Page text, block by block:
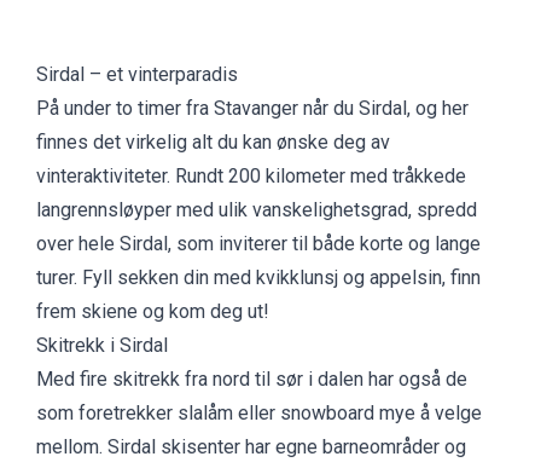
Sirdal – et vinterparadis
På under to timer fra Stavanger når du Sirdal, og her
finnes det virkelig alt du kan ønske deg av
vinteraktiviteter. Rundt 200 kilometer med tråkkede
langrennsløyper med ulik vanskelighetsgrad, spredd
over hele Sirdal, som inviterer til både korte og lange
turer. Fyll sekken din med kvikklunsj og appelsin, finn
frem skiene og kom deg ut!
Skitrekk i Sirdal
Med fire skitrekk fra nord til sør i dalen har også de
som foretrekker slalåm eller snowboard mye å velge
mellom. Sirdal skisenter har egne barneområder og